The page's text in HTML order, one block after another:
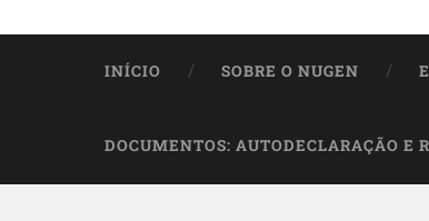
INÍCIO SOBRE O NUGEN
DOCUMENTOS: AUTODECLARAÇÃO E